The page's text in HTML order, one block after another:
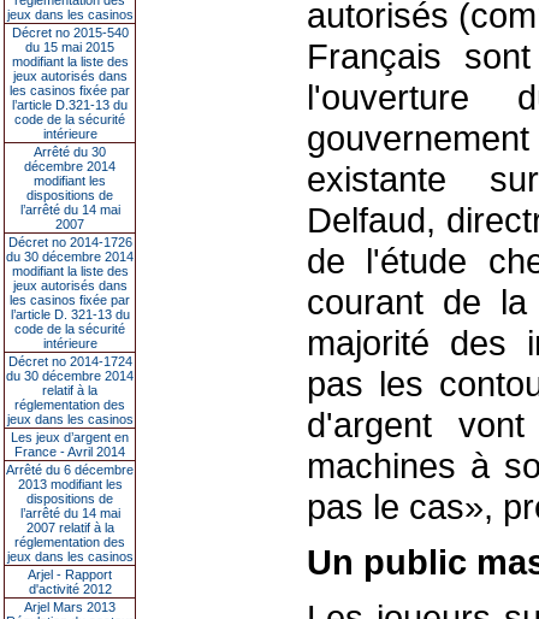
jeux dans les casinos
Décret no 2015-540
du 15 mai 2015
modifiant la liste des
jeux autorisés dans
les casinos fixée par
l’article D.321-13 du
code de la sécurité
intérieure
Arrêté du 30
décembre 2014
modifiant les
dispositions de
l’arrêté du 14 mai
2007
Décret no 2014-1726
du 30 décembre 2014
modifiant la liste des
jeux autorisés dans
les casinos fixée par
l’article D. 321-13 du
code de la sécurité
intérieure
Décret no 2014-1724
du 30 décembre 2014
relatif à la
réglementation des
jeux dans les casinos
Les jeux d’argent en
France - Avril 2014
Arrêté du 6 décembre
2013 modifiant les
dispositions de
l’arrêté du 14 mai
2007 relatif à la
réglementation des
jeux dans les casinos
Arjel - Rapport
d'activité 2012
Arjel Mars 2013
autorisés
Français
existante
Delfaud,
de l'étude
courant de
majorité des
pas les
d'argent
machines à
pas le cas»,
Un public